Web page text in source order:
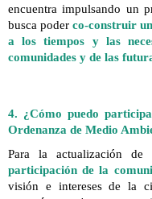
encuentra impulsando un
busca poder co-construir
a los tiempos y las
comunidades y de las
4. ¿Cómo puedo
Ordenanza de Medio
Para la actualización de
participación de la
visión e intereses de la